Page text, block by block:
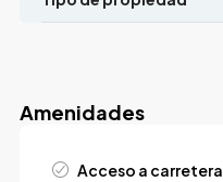
Amenidades
Acceso a carretera